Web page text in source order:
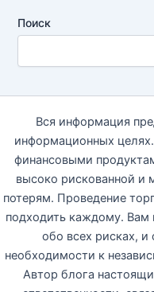
Поиск
Вся информация
информационных
финансовыми
высоко рискованной и
потерям. Проведение
подходить каждому.
обо всех рисках,
необходимости к
Автор блога